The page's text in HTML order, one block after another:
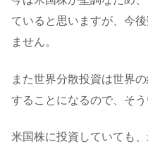
ていると思いますが、今
ません。
また世界分散投資は世界
することになるので、そ
米国株に投資していても